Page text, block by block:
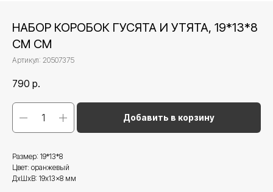
НАБОР КОРОБОК ГУСЯТА И УТЯТА, 19*13*8
СМ СМ
Артикул: 20507375
790 р.
Добавить в корзину
Размер: 19*13*8
Цвет: оранжевый
ДxШxВ: 19x13x8 мм